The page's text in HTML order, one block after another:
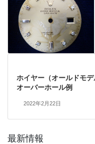
ホイヤー（オールドモ
オーバーホール例
2022年2月22日
最新情報